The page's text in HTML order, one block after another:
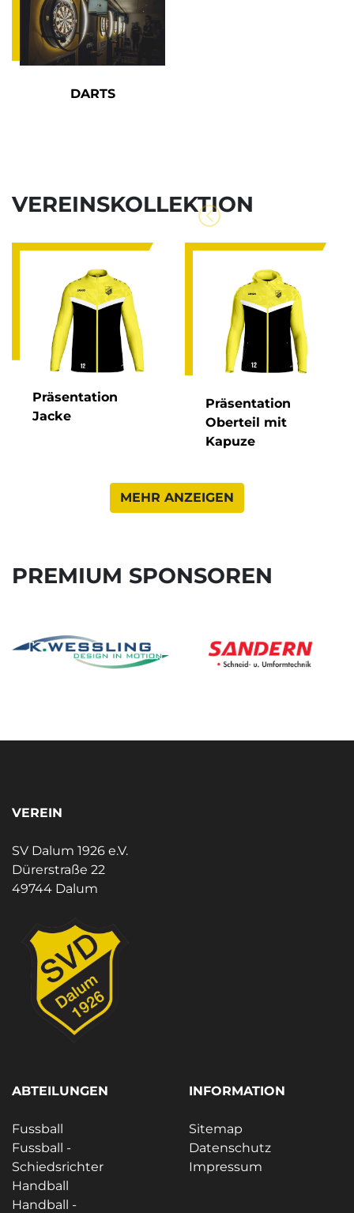
DARTS
VEREINSKOLLEKTION
Präsentation
Jacke
Präsentation
Oberteil mit
Kapuze
MEHR ANZEIGEN
PREMIUM SPONSOREN
VEREIN
SV Dalum 1926 e.V.
Dürerstraße 22
49744 Dalum
ABTEILUNGEN
Fussball
Fussball -
Schiedsrichter
Handball
Handball -
INFORMATION
Sitemap
Datenschutz
Impressum